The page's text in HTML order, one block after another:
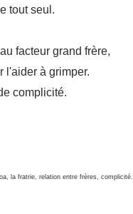
tout seul.
facteur grand frère,
l'aider à grimper.
complicité.
la fratrie, relation entre frères, complicité.